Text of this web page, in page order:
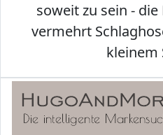
soweit zu sein -
vermehrt
kleinem